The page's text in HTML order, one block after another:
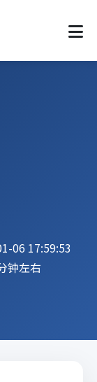
06 17:59:53
钟左右